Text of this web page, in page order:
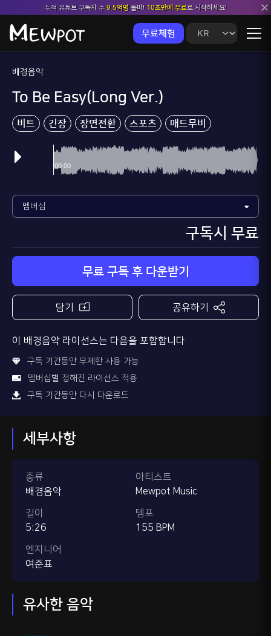
누적 유튜브 구독자 수9.5억명돌파! 10초만에 무료로 시작하세요!
무료체험
배경음악
To Be Easy(Long Ver.)
비트 긴장 장면전환 스포츠 매드무비
구독시 무료
무료 구독 후 다운받기
담기 공유하기
이 배경음악 라이선스는 다음을 포함합니다
구독 기간동안 무제한 사용 가능
멤버십별 정해진 라이선스 적용
구독 기간동안 다시 다운로드
세부사항
종류
배경음악
길이
5:26
엔지니어
여준표
아티스트
Mewpot Music
템포
155 BPM
유사한 음악